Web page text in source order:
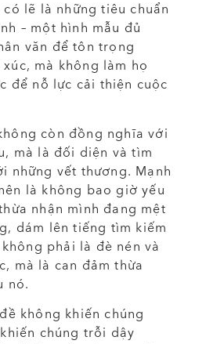
lẽ là những tiêu chuẩn
– một hình mẫu đủ
văn để tôn trọng
mà không làm họ
để nỗ lực cải thiện cuộc
còn đồng nghĩa với
mà là đối diện và tìm
những vết thương. Mạnh
là không bao giờ yếu
nhận mình đang mệt
dám lên tiếng tìm kiếm
phải là đè nén và
mà là can đảm thừa
nó.
không khiến chúng
chúng trỗi dậy